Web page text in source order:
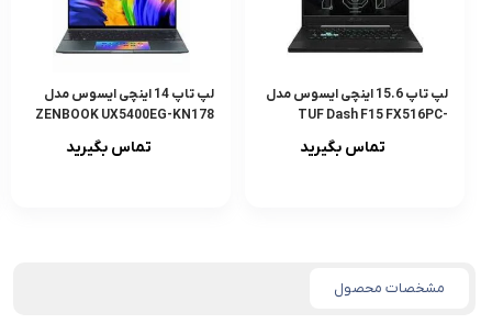
لپ تاپ 15.6 اینچی ایسوس مدل
TUF Dash F15 FX516PC-
تماس بگیرید
لپ تاپ 14 اینچی ایسوس مدل
ZENBOOK UX5400EG-KN178
تماس بگیرید
مشخصات محصول